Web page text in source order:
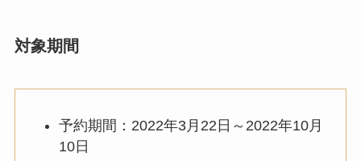
対象期間
予約期間：2022年3月22日～2022年10月
10日